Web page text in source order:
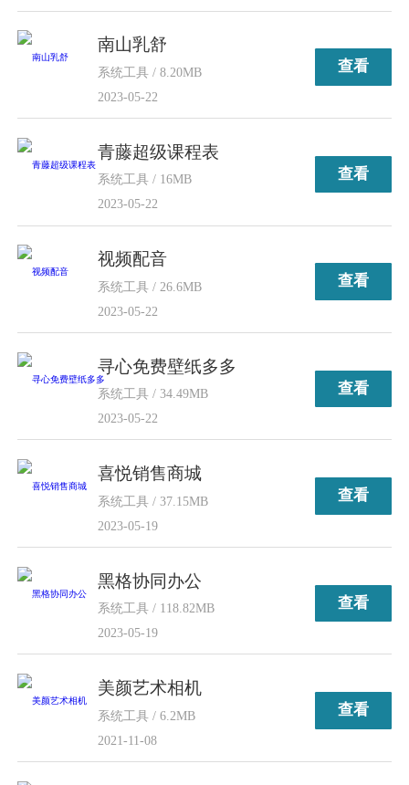
南山乳舒
系统工具 / 8.20MB
2023-05-22
查看
青藤超级课程表
系统工具 / 16MB
2023-05-22
查看
视频配音
系统工具 / 26.6MB
2023-05-22
查看
寻心免费壁纸多多
系统工具 / 34.49MB
2023-05-22
查看
喜悦销售商城
系统工具 / 37.15MB
2023-05-19
查看
黑格协同办公
系统工具 / 118.82MB
2023-05-19
查看
美颜艺术相机
系统工具 / 6.2MB
2021-11-08
查看